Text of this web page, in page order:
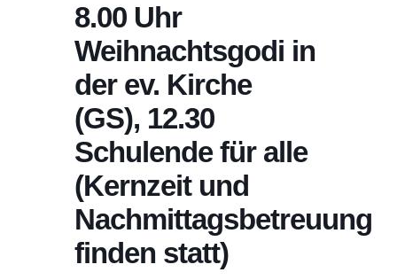
8.00 Uhr
Weihnachtsgodi in
der ev. Kirche
(GS), 12.30
Schulende für alle
(Kernzeit und
Nachmittagsbetreuung
finden statt)